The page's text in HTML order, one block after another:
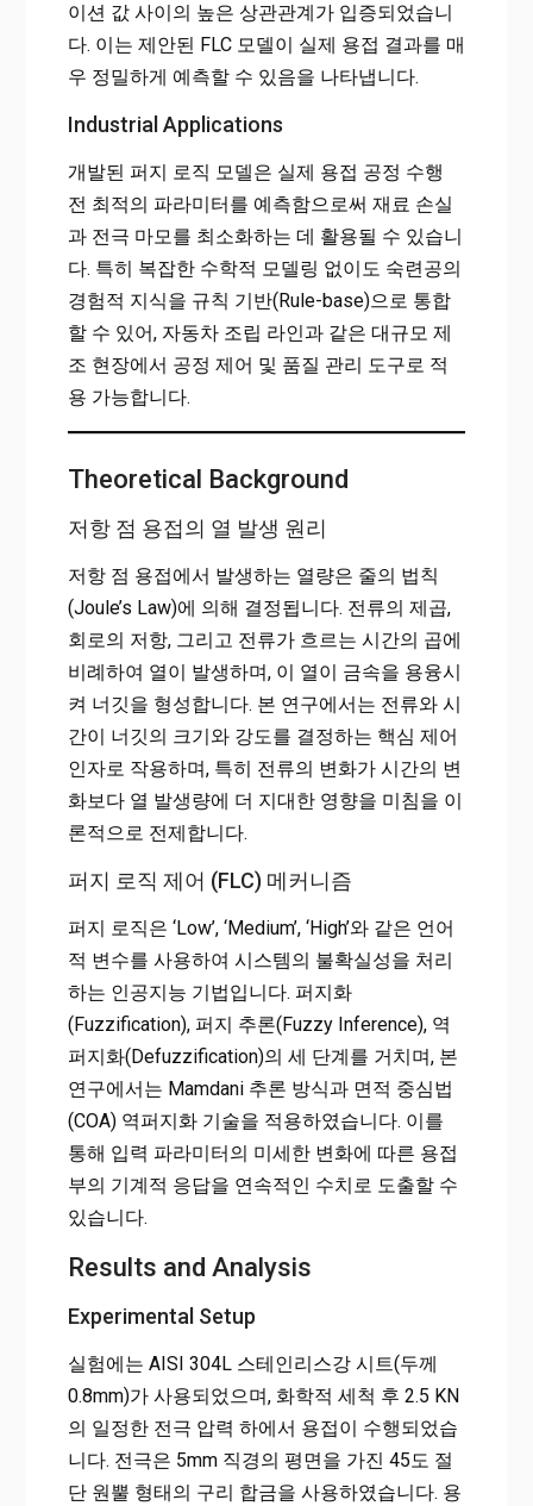
이션 값 사이의 높은 상관관계가 입증되었습니
다. 이는 제안된 FLC 모델이 실제 용접 결과를 매
우 정밀하게 예측할 수 있음을 나타냅니다.
Industrial Applications
개발된 퍼지 로직 모델은 실제 용접 공정 수행
전 최적의 파라미터를 예측함으로써 재료 손실
과 전극 마모를 최소화하는 데 활용될 수 있습니
다. 특히 복잡한 수학적 모델링 없이도 숙련공의
경험적 지식을 규칙 기반(Rule-base)으로 통합
할 수 있어, 자동차 조립 라인과 같은 대규모 제
조 현장에서 공정 제어 및 품질 관리 도구로 적
용 가능합니다.
Theoretical Background
저항 점 용접의 열 발생 원리
저항 점 용접에서 발생하는 열량은 줄의 법칙
(Joule’s Law)에 의해 결정됩니다. 전류의 제곱,
회로의 저항, 그리고 전류가 흐르는 시간의 곱에
비례하여 열이 발생하며, 이 열이 금속을 용융시
켜 너깃을 형성합니다. 본 연구에서는 전류와 시
간이 너깃의 크기와 강도를 결정하는 핵심 제어
인자로 작용하며, 특히 전류의 변화가 시간의 변
화보다 열 발생량에 더 지대한 영향을 미침을 이
론적으로 전제합니다.
퍼지 로직 제어 (FLC) 메커니즘
퍼지 로직은 ‘Low’, ‘Medium’, ‘High’와 같은 언어
적 변수를 사용하여 시스템의 불확실성을 처리
하는 인공지능 기법입니다. 퍼지화
(Fuzzification), 퍼지 추론(Fuzzy Inference), 역
퍼지화(Defuzzification)의 세 단계를 거치며, 본
연구에서는 Mamdani 추론 방식과 면적 중심법
(COA) 역퍼지화 기술을 적용하였습니다. 이를
통해 입력 파라미터의 미세한 변화에 따른 용접
부의 기계적 응답을 연속적인 수치로 도출할 수
있습니다.
Results and Analysis
Experimental Setup
실험에는 AISI 304L 스테인리스강 시트(두께
0.8mm)가 사용되었으며, 화학적 세척 후 2.5 KN
의 일정한 전극 압력 하에서 용접이 수행되었습
니다. 전극은 5mm 직경의 평면을 가진 45도 절
단 원뿔 형태의 구리 합금을 사용하였습니다. 용